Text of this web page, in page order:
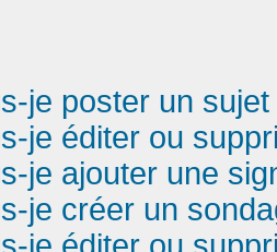
je poster un
je éditer ou
je ajouter une
je créer un